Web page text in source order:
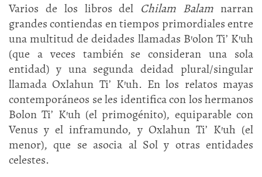
Varios de los libros del Chilam Balam narran
grandes contiendas en tiempos primordiales entre
una multitud de deidades llamadas B’olon Ti’ K’uh
(que a veces también se consideran una sola
entidad) y una segunda deidad plural/singular
llamada Oxlahun Ti’ K’uh. En los relatos mayas
contemporáneos se les identifica con los hermanos
Bolon Ti’ K’uh (el primogénito), equiparable con
Venus y el inframundo, y Oxlahun Ti’ K’uh (el
menor), que se asocia al Sol y otras entidades
celestes.